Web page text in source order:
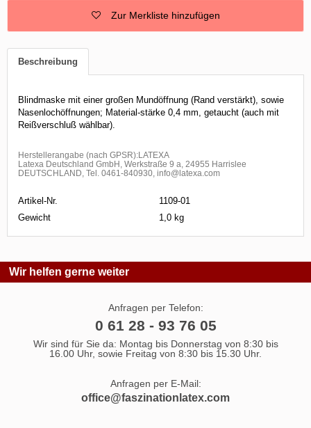
Zur Merkliste hinzufügen
Beschreibung
Blindmaske mit einer großen Mundöffnung (Rand verstärkt), sowie
Nasenlochöffnungen; Material-stärke 0,4 mm, getaucht (auch mit
Reißverschluß wählbar).
Herstellerangabe (nach GPSR):LATEXA
Latexa Deutschland GmbH, Werkstraße 9 a, 24955 Harrislee
DEUTSCHLAND, Tel. 0461-840930, info@latexa.com
Artikel-Nr.
1109-01
Gewicht
1,0 kg
Wir helfen gerne weiter
Anfragen per Telefon:
0 61 28 - 93 76 05
Wir sind für Sie da: Montag bis Donnerstag von 8:30 bis
16.00 Uhr, sowie Freitag von 8:30 bis 15.30 Uhr.
Anfragen per E-Mail:
office@faszinationlatex.com